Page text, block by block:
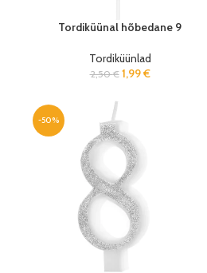
Tordiküünal hõbedane 9
Tordiküünlad
2,50€ 1,99€
-50%